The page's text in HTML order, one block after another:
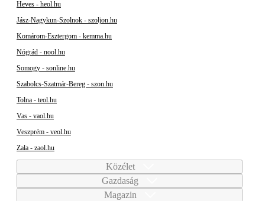
Heves - heol.hu
Jász-Nagykun-Szolnok - szoljon.hu
Komárom-Esztergom - kemma.hu
Nógrád - nool.hu
Somogy - sonline.hu
Szabolcs-Szatmár-Bereg - szon.hu
Tolna - teol.hu
Vas - vaol.hu
Veszprém - veol.hu
Zala - zaol.hu
Közélet
Gazdaság
Magazin